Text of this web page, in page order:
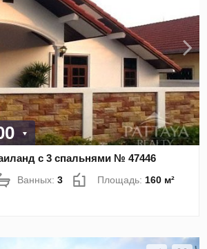
с 3 спальнями № 47446
Ванных:3 Площадь: 160 м²